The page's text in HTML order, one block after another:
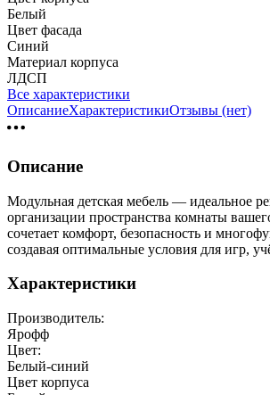
Белый
Цвет фасада
Синий
Материал корпуса
ЛДСП
Все характеристики
ОписаниеХарактеристикиОтзывы (нет)
Описание
Модульная детская мебель — идеальное
организации пространства комнаты
сочетает комфорт, безопасность и
создавая оптимальные условия для игр,
Характеристики
Производитель:
Ярофф
Цвет:
Белый-синий
Цвет корпуса